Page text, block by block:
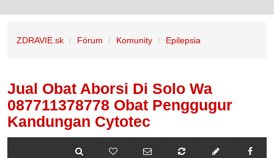
ZDRAVIE.sk Fórum Komunity Epilepsia
Jual Obat Aborsi Di Solo Wa
087711378778 Obat Penggugur
Kandungan Cytotec